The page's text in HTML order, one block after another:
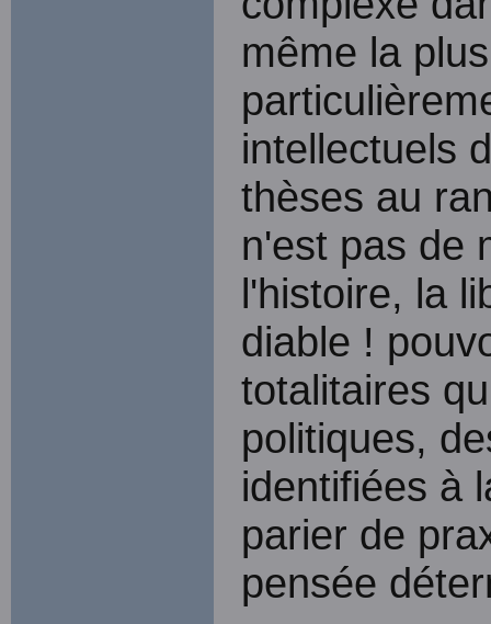
même la
intellectuels
thèses au
n'est pas de
l'histoire, la
diable !
totalitaires
politiques,
identifiées à
parier de
pensée